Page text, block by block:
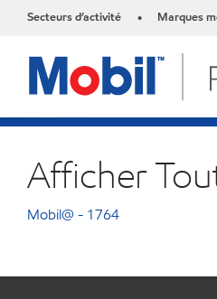
Secteurs d’activité • Marques
Afficher
Mobil@ - 1764